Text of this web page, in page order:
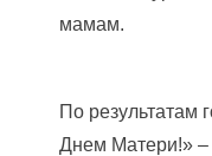
мамам.
По результатам
Днем Матери!»